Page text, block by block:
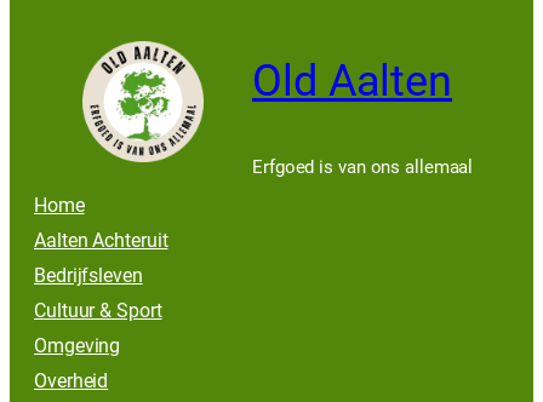
Old Aalten
Erfgoed is van ons allemaal
Home
Aalten Achteruit
Bedrijfsleven
Cultuur & Sport
Omgeving
Overheid